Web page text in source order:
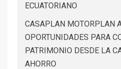
ECUATORIANO
CASAPLAN MOTORPLAN
OPORTUNIDADES PARA
PATRIMONIO DESDE LA
AHORRO